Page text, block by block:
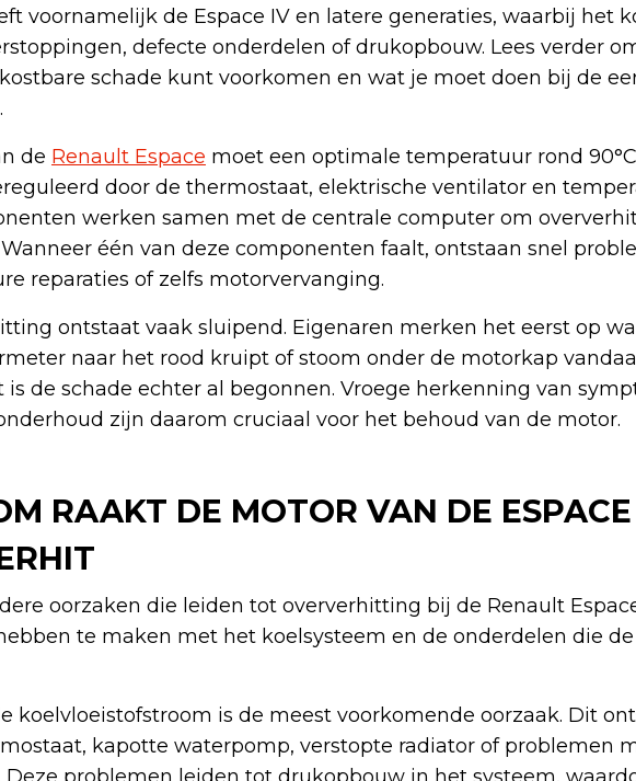
voornamelijk de Espace IV en latere generaties, waarbij het
defecte onderdelen of drukopbouw. Lees verder
schade kunt voorkomen en wat je moet doen bij de
de Renault Espace moet een optimale temperatuur rond
door de thermostaat, elektrische ventilator en
werken samen met de centrale computer om
één van deze componenten faalt, ontstaan snel
reparaties of zelfs motorvervanging.
ontstaat vaak sluipend. Eigenaren merken het eerst op
naar het rood kruipt of stoom onder de motorkap
de schade echter al begonnen. Vroege herkenning van
zijn daarom cruciaal voor het behoud van de motor.
RAAKT DE MOTOR VAN DE ESPACE
oorzaken die leiden tot oververhitting bij de Renault
te maken met het koelsysteem en de onderdelen die
koelvloeistofstroom is de meest voorkomende oorzaak. Dit
kapotte waterpomp, verstopte radiator of problemen